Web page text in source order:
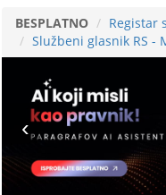
BESPLATNO
Registar
Službeni glasnik RS -